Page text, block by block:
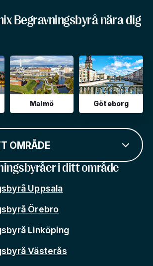
Begravningsbyrå nära dig
Malmö Göteborg
OMRÅDE
i ditt område
Uppsala
Örebro
Linköping
Västerås